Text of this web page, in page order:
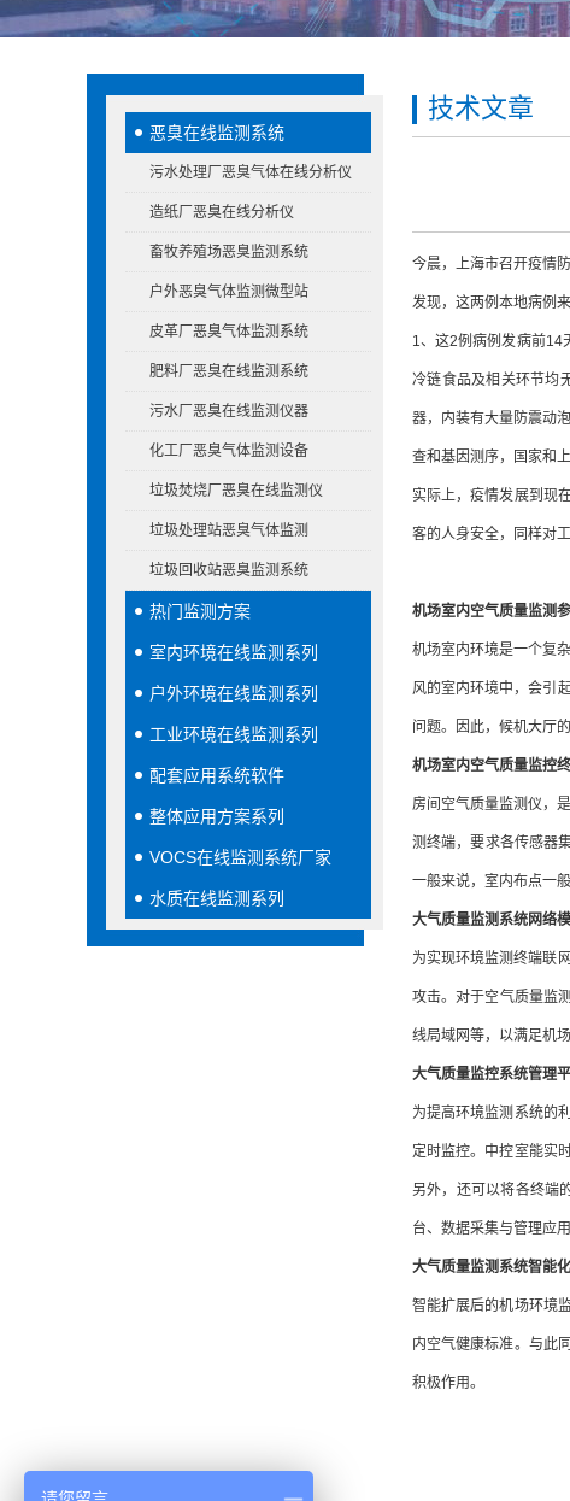
恶臭在线监测系统
污水处理厂恶臭气体在线分析仪
造纸厂恶臭在线分析仪
畜牧养殖场恶臭监测系统
户外恶臭气体监测微型站
皮革厂恶臭气体监测系统
肥料厂恶臭在线监测系统
污水厂恶臭在线监测仪器
化工厂恶臭气体监测设备
垃圾焚烧厂恶臭在线监测仪
垃圾处理站恶臭气体监测
垃圾回收站恶臭监测系统
热门监测方案
室内环境在线监测系列
户外环境在线监测系列
工业环境在线监测系列
配套应用系统软件
整体应用方案系列
VOCS在线监测系统厂家
水质在线监测系列
技术文章
今晨，上海市召开疫情
发现，这两例本地病例
1、这2例病例发病前14
冷链食品及相关环节均
器，内装有大量防震动
查和基因测序，国家和
实际上，疫情发展到现
客的人身安全，同样对
机场室内空气质量监测
机场室内环境是一个复
风的室内环境中，会引
问题。因此，候机大厅
机场室内空气质量监控
房间空气质量监测仪，
测终端，要求各传感器
一般来说，室内布点一
大气质量监测系统网络
为实现环境监测终端联
攻击。对于空气质量监
线局域网等，以满足机
大气质量监控系统管理
为提高环境监测系统的
定时监控。中控室能实
另外，还可以将各终端
台、数据采集与管理应
大气质量监测系统智能
智能扩展后的机场环境
内空气健康标准。与此
积极作用。